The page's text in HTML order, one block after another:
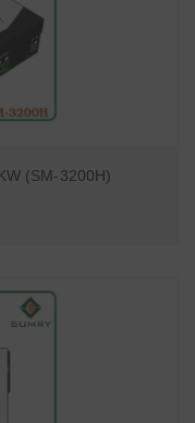
(SM-3200H)